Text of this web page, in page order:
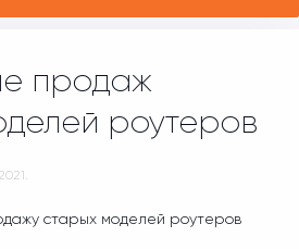
продаж
роутеров
.
старых моделей роутеров